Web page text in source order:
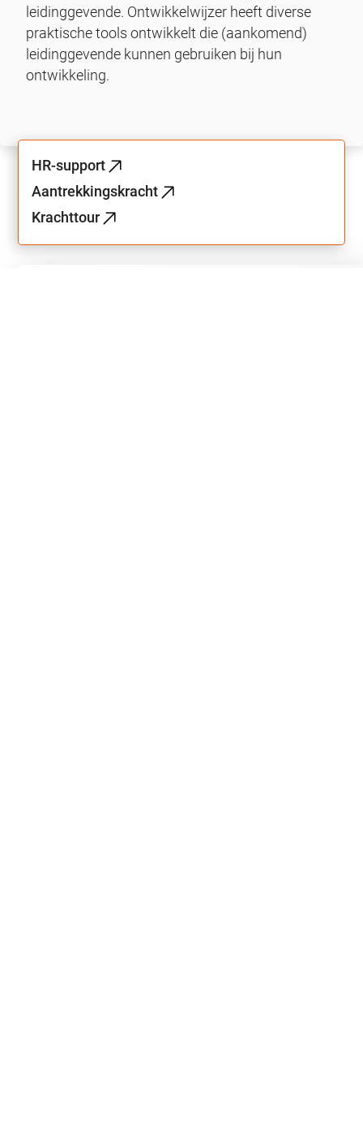
leidinggevende. Ontwikkelwijzer heeft diverse
praktische tools ontwikkelt die (aankomend)
leidinggevende kunnen gebruiken bij hun
ontwikkeling.
HR-support
Aantrekkingskracht
Krachttour